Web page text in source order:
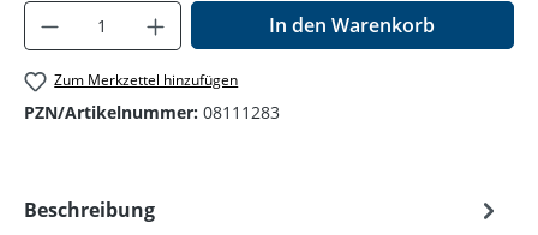
Produkt Anzahl: Gib den gewünschten
In den Warenkorb
Zum Merkzettel hinzufügen
PZN/Artikelnummer: 08111283
Beschreibung